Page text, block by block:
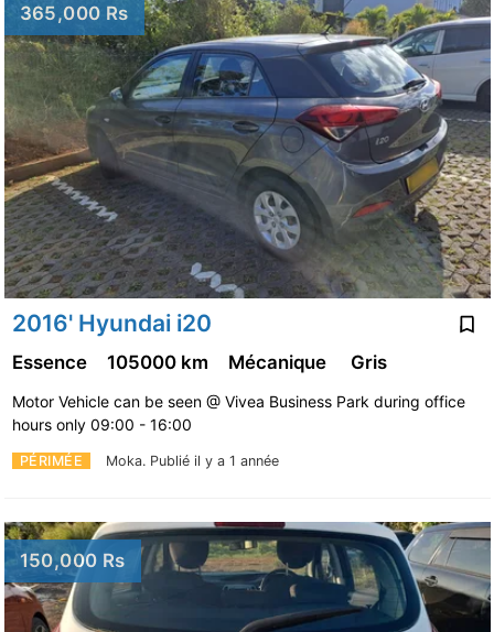
365,000 Rs
2016' Hyundai i20
PÉRIMÉE Moka. Publié il y a 1 année
Essence 105000 km Mécanique Gris
Motor Vehicle can be seen @ Vivea Business Park during office
hours only 09:00 - 16:00
150,000 Rs